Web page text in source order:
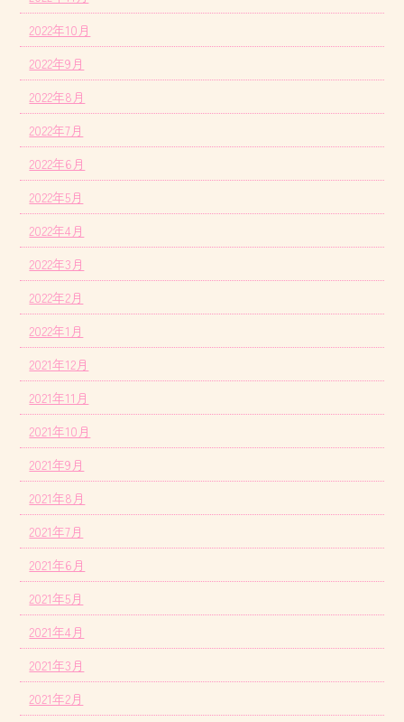
2022年10月
2022年9月
2022年8月
2022年7月
2022年6月
2022年5月
2022年4月
2022年3月
2022年2月
2022年1月
2021年12月
2021年11月
2021年10月
2021年9月
2021年8月
2021年7月
2021年6月
2021年5月
2021年4月
2021年3月
2021年2月